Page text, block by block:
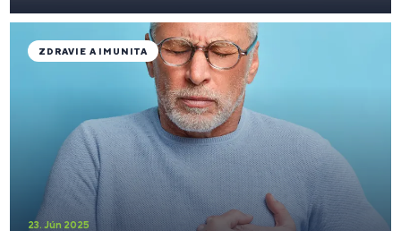
23. Jún 2025
ZDRAVIE A IMUNITA